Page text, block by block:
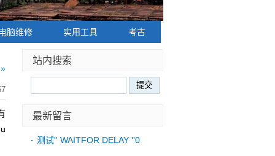
脑维修 实用工具 考古
站内搜索
最新留言
测试'' WAITFOR DELAY ''0